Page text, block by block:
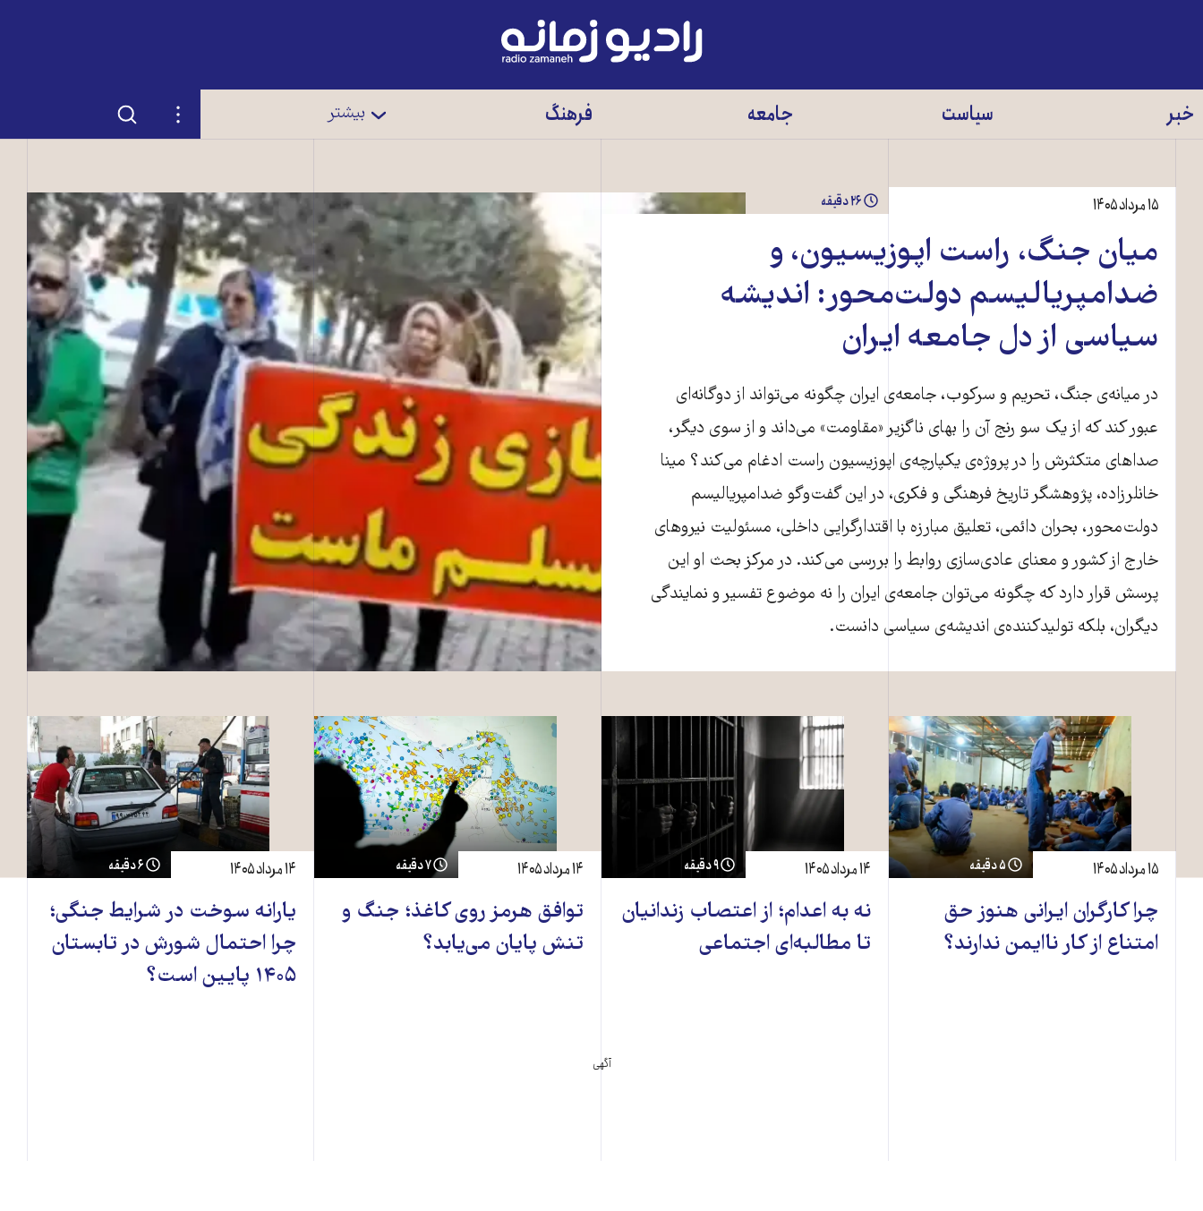
رادیو
زمانه
خبر سیاست جامعه فرهنگ بیشتر تنظیمات جستجو
میان جنگ، راست اپوزیسیون، و
ضدامپریالیسم دولت‌محور: اندیشه
سیاسی از دل جامعه ایران
۱۵ مرداد ۱۴۰۵ ۲۶ دقیقه
در میانه‌ی جنگ، تحریم و سرکوب، جامعه‌ی ایران چگونه می‌تواند از دوگانه‌ای
عبور کند که از یک سو رنج آن را بهای ناگزیر «مقاومت» می‌داند و از سوی دیگر،
صداهای متکثرش را در پروژه‌ی یکپارچه‌ی اپوزیسیون راست ادغام می‌کند؟ مینا
خانلرزاده، پژوهشگر تاریخ فرهنگی و فکری، در این گفت‌وگو ضدامپریالیسم
دولت‌محور، بحران دائمی، تعلیق مبارزه با اقتدارگرایی داخلی، مسئولیت نیروهای
خارج از کشور و معنای عادی‌سازی روابط را بررسی می‌کند. در مرکز بحث او این
پرسش قرار دارد که چگونه می‌توان جامعه‌ی ایران را نه موضوع تفسیر و نمایندگی
دیگران، بلکه تولیدکننده‌ی اندیشه‌ی سیاسی دانست.
چرا کارگران ایرانی هنوز حق
امتناع از کار ناایمن ندارند؟
۱۵ مرداد ۱۴۰۵ ۵ دقیقه
نه به اعدام؛ از اعتصاب زندانیان
تا مطالبه‌ای اجتماعی
۱۴ مرداد ۱۴۰۵ ۹ دقیقه
توافق هرمز روی کاغذ؛ جنگ و
تنش پایان می‌یابد؟
۱۴ مرداد ۱۴۰۵ ۷ دقیقه
یارانه سوخت در شرایط جنگی؛
چرا احتمال شورش در تابستان
۱۴۰۵ پایین است؟
۱۴ مرداد ۱۴۰۵ ۶ دقیقه
آگهی